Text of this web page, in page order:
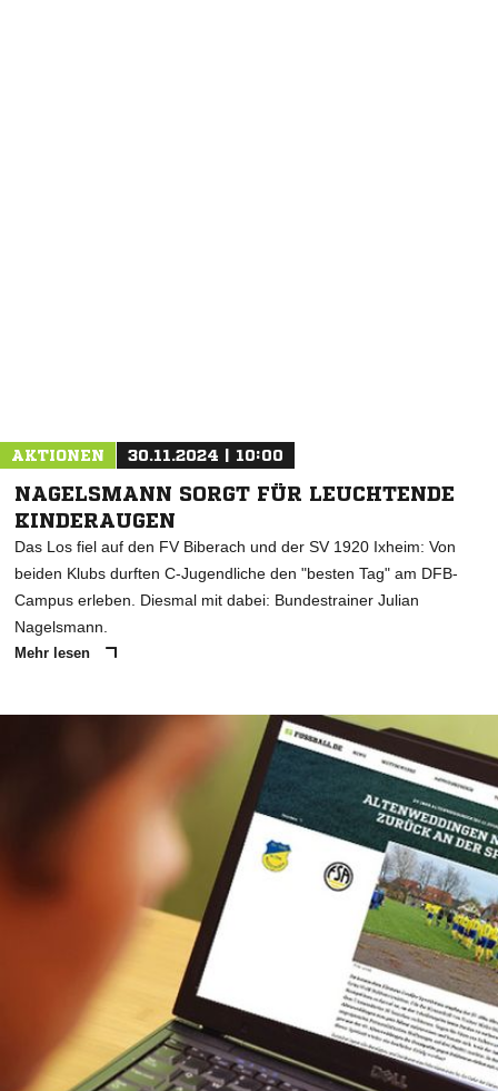
AKTIONEN 30.11.2024 | 10:00
NAGELSMANN SORGT FÜR LEUCHTENDE
KINDERAUGEN
Das Los fiel auf den FV Biberach und der SV 1920 Ixheim: Von
beiden Klubs durften C-Jugendliche den "besten Tag" am DFB-
Campus erleben. Diesmal mit dabei: Bundestrainer Julian
Nagelsmann.
Mehr lesen